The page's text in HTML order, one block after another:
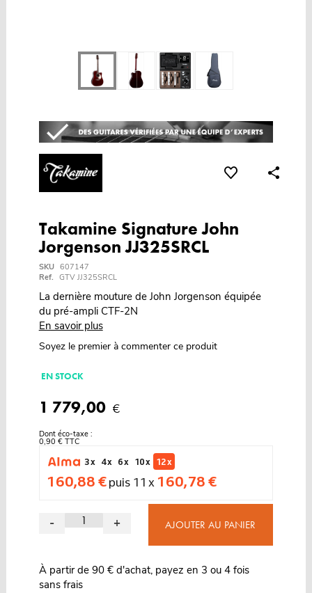
Takamine Signature John
Jorgenson JJ325SRCL
SKU 607147
Ref. GTV JJ325SRCL
La dernière mouture de John Jorgenson équipée
du pré-ampli CTF-2N
En savoir plus
Soyez le premier à commenter ce produit
EN STOCK
1 779,00 €
Dont éco-taxe :
0,90 € TTC
3 x
4 x 6 x 10 x 12 x
160,88 €puis 11 x 160,78 €
- + AJOUTER AU PANIER
À partir de 90 € d'achat, payez en 3 ou 4 fois
sans frais